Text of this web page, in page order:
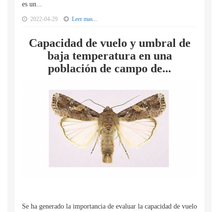
es un...
2022-04-29 Leer mas...
Capacidad de vuelo y umbral de
baja temperatura en una
población de campo de...
Se ha generado la importancia de evaluar la capacidad de vuelo